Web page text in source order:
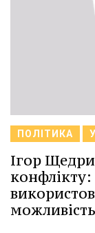
ПОЛІТИКА
Ігор